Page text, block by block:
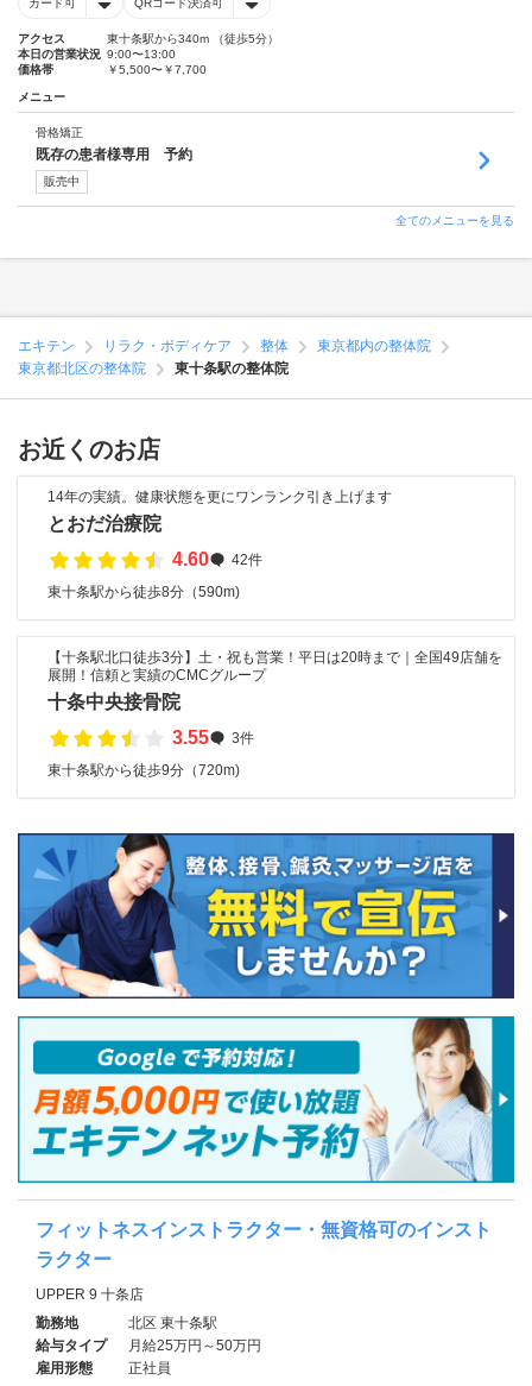
カード可 QRコード決済可
アクセス
東十条駅から340m （徒歩5分）
本日の営業状況 9:00〜13:00
価格帯
￥5,500〜￥7,700
メニュー
骨格矯正
既存の患者様専用 予約
販売中
全てのメニューを見る
エキテン リラク・ボディケア 整体
東京都内の整体院
東京都北区の整体院
東十条駅の整体院
お近くのお店
14年の実績。健康状態を更にワンランク引き上げます
とおだ治療院
4.60
42件
東十条駅から徒歩8分（590m)
【十条駅北口徒歩3分】土・祝も営業！平日は20時まで｜全国49店舗を
展開！信頼と実績のCMCグループ
十条中央接骨院
3.55
3件
東十条駅から徒歩9分（720m)
フィットネスインストラクター・無資格可のインスト
ラクター
UPPER 9 十条店
勤務地
北区 東十条駅
給与タイプ
月給25万円～50万円
雇用形態
正社員